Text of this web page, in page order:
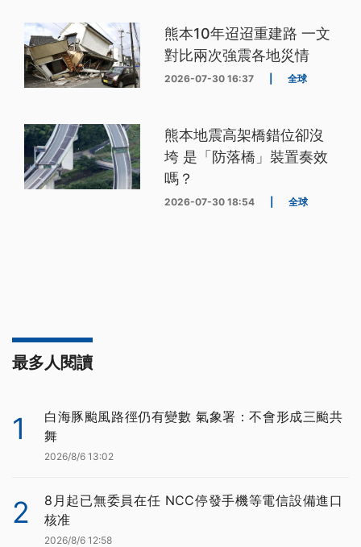
熊本10年迢迢重建路 一文
對比兩次強震各地災情
2026-07-30 16:37 全球
熊本地震高架橋錯位卻沒
垮 是「防落橋」裝置奏效
嗎？
2026-07-30 18:54 全球
最多人閱讀
1
白海豚颱風路徑仍有變數 氣象署：不會形成三颱共
舞
2026/8/6 13:02
2
8月起已無委員在任 NCC停發手機等電信設備進口
核准
2026/8/6 12:58